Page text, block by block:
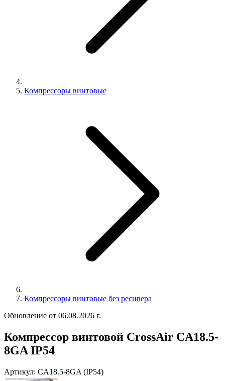
Компрессоры винтовые
Компрессоры винтовые без ресивера
Обновление от 06.08.2026 г.
Компрессор винтовой CrossAir CA18.5-
8GA IP54
Артикул: CA18.5-8GA (IP54)